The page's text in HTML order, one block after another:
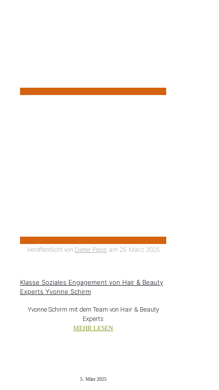
Veröffentlicht von Dieter Popp am 25. März 2025
Klasse Soziales Engagement von Hair & Beauty
Experts Yvonne Schirm
Yvonne Schirm mit dem Team von Hair & Beauty
Experts
MEHR LESEN
5. März 2025